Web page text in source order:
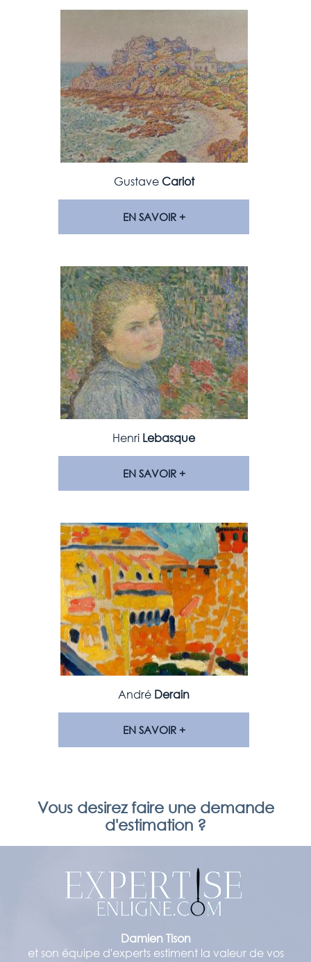
GustaveCariot
EN SAVOIR +
Henri Lebasque
EN SAVOIR +
André Derain
EN SAVOIR +
Vous desirez faire une demande
d'estimation ?
Damien Tison
et son équipe d'experts estiment la valeur de vos